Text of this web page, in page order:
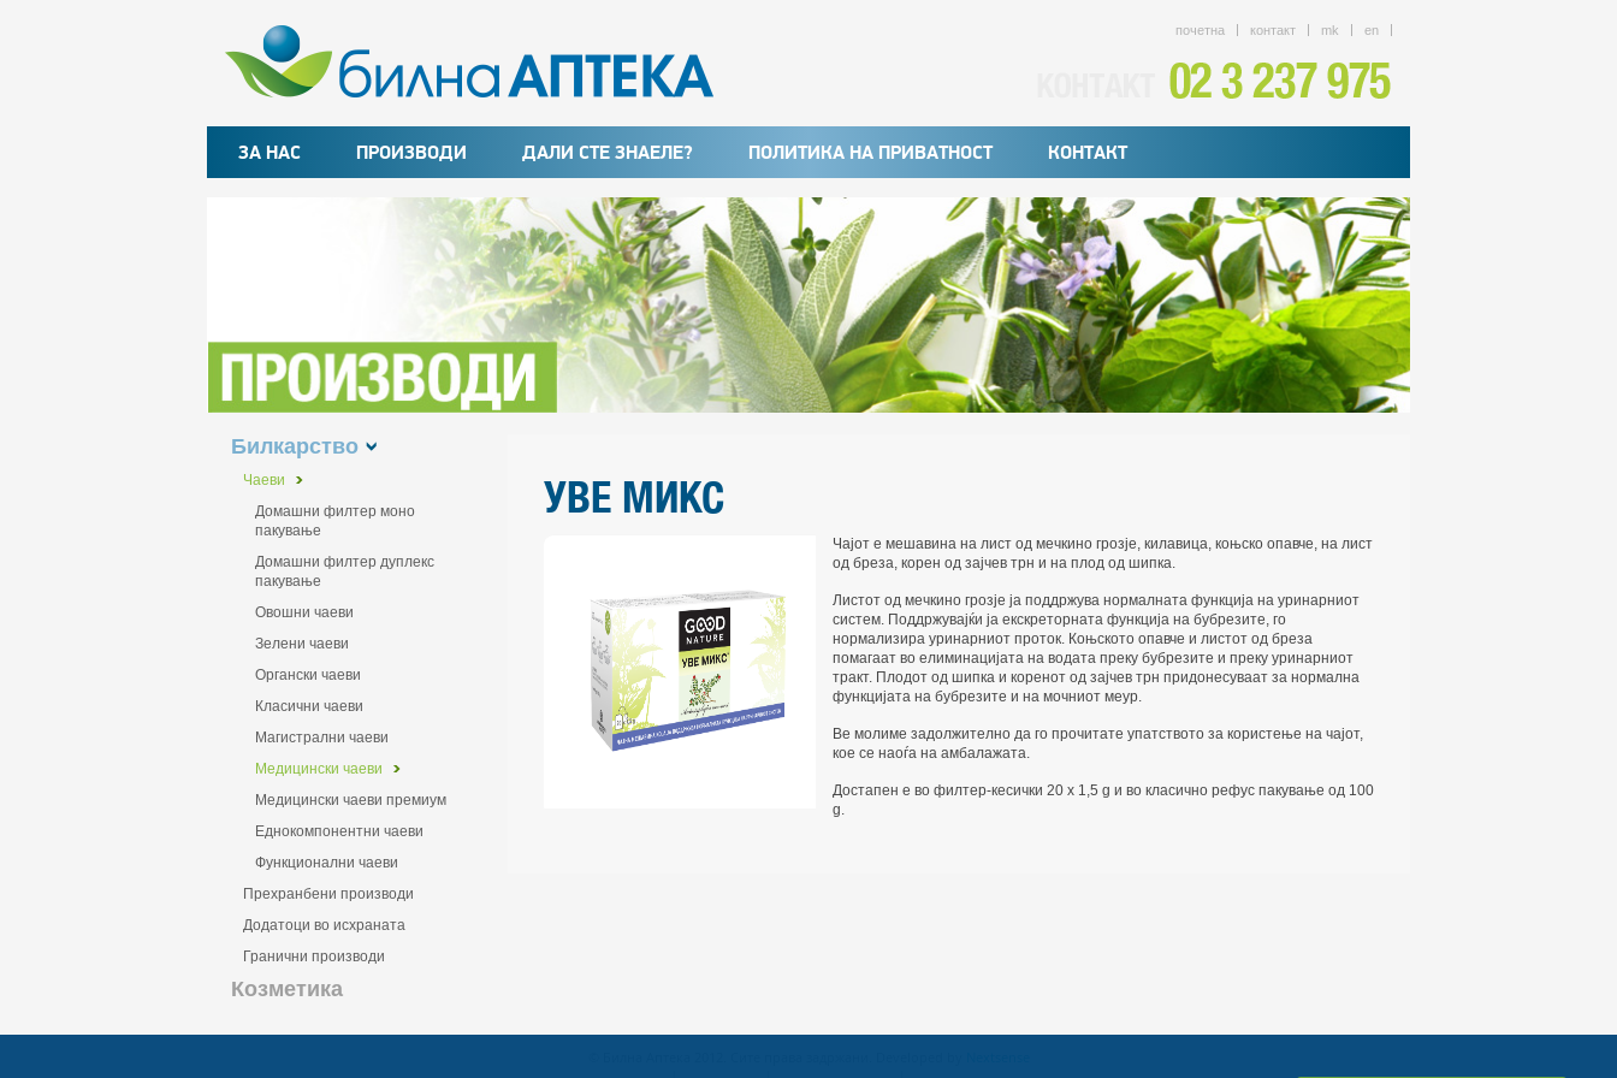
почетна контакт mk en
ЗА НАС ПРОИЗВОДИ ДАЛИ СТЕ ЗНАЕЛЕ? ПОЛИТИКА НА ПРИВАТНОСТ КОНТАКТ
Билкарство
Чаеви
Домашни филтер моно
пакување
Домашни филтер дуплекс
пакување
Овошни чаеви
Зелени чаеви
Органски чаеви
Класични чаеви
Магистрални чаеви
Медицински чаеви
Mедицински чаеви премиум
Еднокомпонентни чаеви
Функционални чаеви
Прехранбени производи
Додатоци во исхраната
Гранични производи
Козметика
УВЕ МИКС
Чајот е мешавина на лист од мечкино грозје, килавица, коњско опавче, на лист
од бреза, корен од зајчев трн и на плод од шипка.
Листот од мечкино грозје ја поддржува нормалната функција на уринарниот
систем. Поддржувајќи ја екскреторната функција на бубрезите, го
нормализира уринарниот проток. Коњското опавче и листот од бреза
помагаат во елиминацијата на водата преку бубрезите и преку уринарниот
тракт. Плодот од шипка и коренот од зајчев трн придонесуваат за нормална
функцијата на бубрезите и на мочниот меур.
Ве молиме задолжително да го прочитате упатството за користење на чајот,
кое се наоѓа на амбалажата.
Достапен е во филтер-кесички 20 х 1,5 g и во класично рефус пакување од 100
g.